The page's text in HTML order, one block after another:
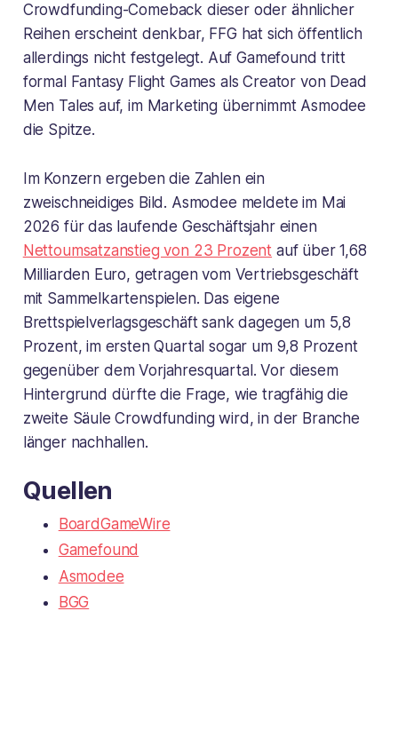
Crowdfunding-Comeback dieser oder ähnlicher
Reihen erscheint denkbar, FFG hat sich öffentlich
allerdings nicht festgelegt. Auf Gamefound tritt
formal Fantasy Flight Games als Creator von Dead
Men Tales auf, im Marketing übernimmt Asmodee
die Spitze.
Im Konzern ergeben die Zahlen ein
zweischneidiges Bild. Asmodee meldete im Mai
2026 für das laufende Geschäftsjahr einen
Nettoumsatzanstieg von 23 Prozent auf über 1,68
Milliarden Euro, getragen vom Vertriebsgeschäft
mit Sammelkartenspielen. Das eigene
Brettspielverlagsgeschäft sank dagegen um 5,8
Prozent, im ersten Quartal sogar um 9,8 Prozent
gegenüber dem Vorjahresquartal. Vor diesem
Hintergrund dürfte die Frage, wie tragfähig die
zweite Säule Crowdfunding wird, in der Branche
länger nachhallen.
Quellen
BoardGameWire
Gamefound
Asmodee
BGG